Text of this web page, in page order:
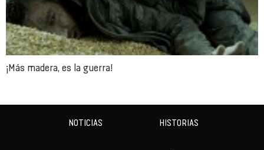
¡Más madera, es la guerra!
NOTICIAS HISTORIAS